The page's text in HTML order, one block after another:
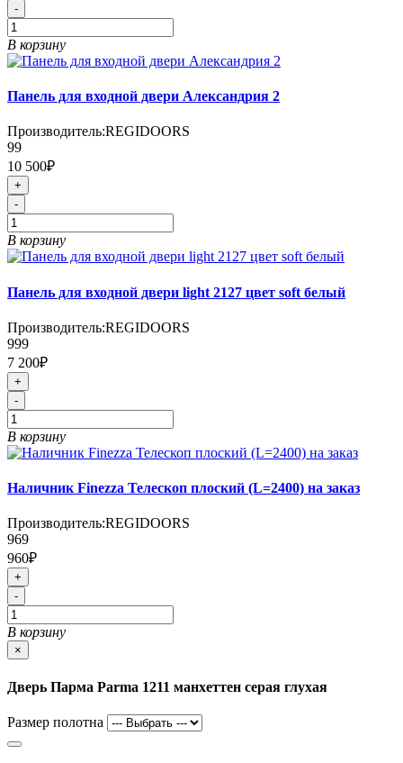
-
В корзину
Панель для входной двери Александрия 2
Производитель:REGIDOORS
99
10 500₽
+
-
В корзину
Панель для входной двери light 2127 цвет soft белый
Производитель:REGIDOORS
999
7 200₽
+
-
В корзину
Наличник Finezza Телескоп плоский (L=2400) на заказ
Производитель:REGIDOORS
969
960₽
+
-
В корзину
×
Дверь Парма Parma 1211 манхеттен серая глухая
Размер полотна